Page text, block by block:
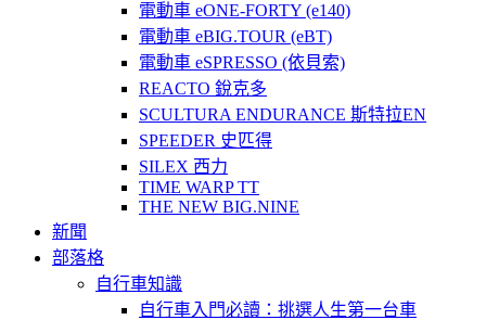
電動車 eONE-FORTY (e140)
電動車 eBIG.TOUR (eBT)
電動車 eSPRESSO (依貝索)
REACTO 銳克多
SCULTURA ENDURANCE 斯特拉EN
SPEEDER 史匹得
SILEX 西力
TIME WARP TT
THE NEW BIG.NINE
新聞
部落格
自行車知識
自行車入門必讀：挑選人生第一台車